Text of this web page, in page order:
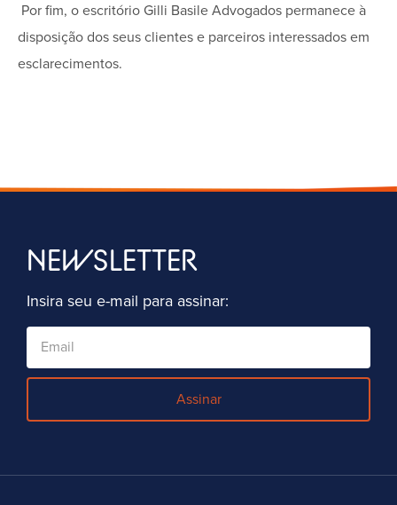
Por fim, o escritório Gilli Basile Advogados permanece à
disposição dos seus clientes e parceiros interessados em
esclarecimentos.
NEWSLETTER
Insira seu e-mail para assinar:
Assinar